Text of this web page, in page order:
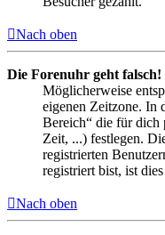
Nach oben
Die Forenuhr geht falsch!
Möglicherweise
eigenen Zeitzone. In
Bereich“ die für dich
Zeit, ...) festlegen.
registrierten
registriert bist, ist
Nach oben